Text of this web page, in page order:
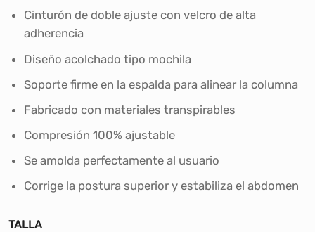
Cinturón de doble ajuste con velcro de alta
adherencia
Diseño acolchado tipo mochila
Soporte firme en la espalda para alinear la columna
Fabricado con materiales transpirables
Compresión 100% ajustable
Se amolda perfectamente al usuario
Corrige la postura superior y estabiliza el abdomen
TALLA